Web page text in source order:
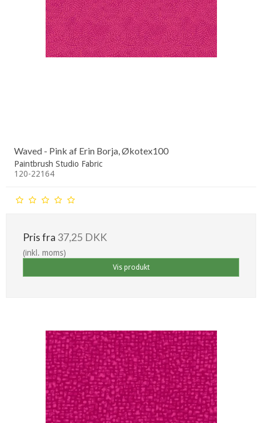
Waved - Pink af Erin Borja, Økotex100
Paintbrush Studio Fabric
120-22164
Pris fra 37,25 DKK
(inkl. moms)
Vis produkt